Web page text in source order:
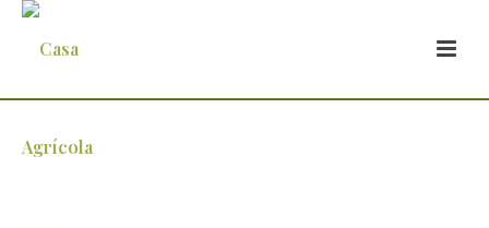
Azeite Solidário, Uma gota de esperança